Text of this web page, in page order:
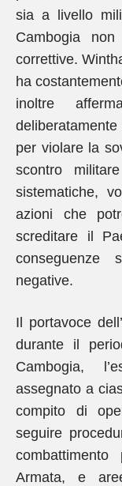
sia a livello
Cambogia
correttive.
ha
inoltre
per violare la
scontro
sistematiche,
azioni che
screditare il
conseguenze
negative.
Il portavoce
durante il
Cambogia,
assegnato a
compito di
seguire
Armata, e